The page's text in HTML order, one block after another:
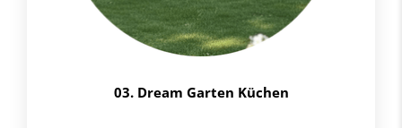
03. Dream Garten Küchen